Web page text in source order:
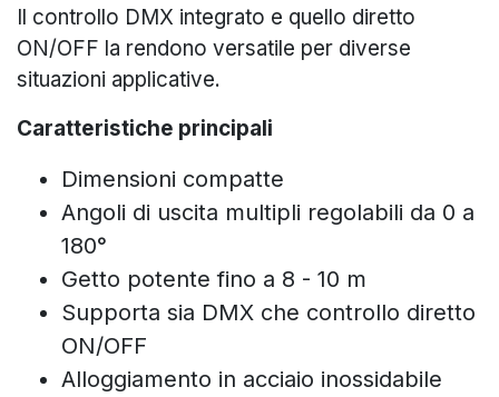
Il controllo DMX integrato e quello diretto
ON/OFF la rendono versatile per diverse
situazioni applicative.
Caratteristiche principali
Dimensioni compatte
Angoli di uscita multipli regolabili da 0 a
180°
Getto potente fino a 8 - 10 m
Supporta sia DMX che controllo diretto
ON/OFF
Alloggiamento in acciaio inossidabile